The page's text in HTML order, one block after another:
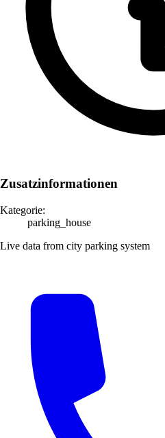
Zusatzinformationen
Kategorie:
parking_house
Live data from city parking system